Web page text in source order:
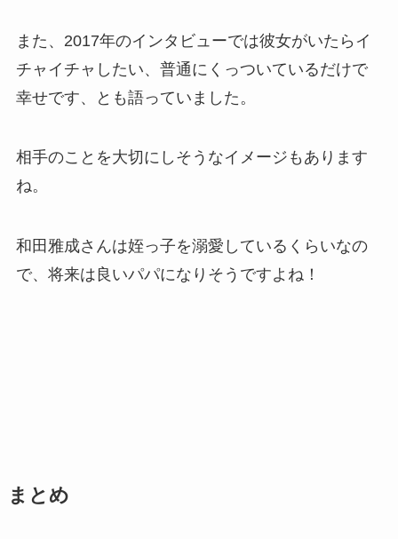
また、2017年のインタビューでは彼女がいたらイ
チャイチャしたい、普通にくっついているだけで
幸せです、とも語っていました。
相手のことを大切にしそうなイメージもあります
ね。
和田雅成さんは姪っ子を溺愛しているくらいなの
で、将来は良いパパになりそうですよね！
まとめ